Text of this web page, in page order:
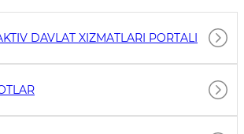
DAVLAT XIZMATLARI PORTALI